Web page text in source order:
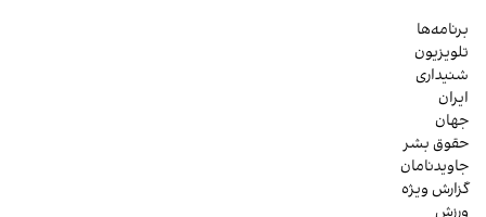
برنامه‌ها
تلویزیون
شنیداری
ایران
جهان
حقوق بشر
جاویدنامان
گزارش ویژه
ورزش